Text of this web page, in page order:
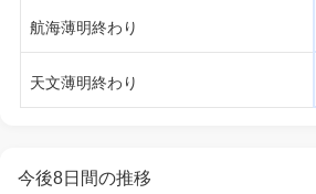
航海薄明終わり
天文薄明終わり
今後8日間の推移